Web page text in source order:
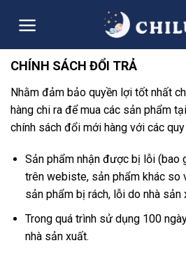
CHÍNH SÁCH ĐỔI TRẢ
Nhằm đảm bảo quyền lợi tốt nhất
hàng chi ra để mua các sản phẩm
chính sách đổi mới hàng với các
Sản phẩm nhận được bị lỗi (bao
trên webiste, sản phẩm khác so
sản phẩm bị rách, lỗi do nhà sản
Trong quá trình sử dụng 100
nhà sản xuất.